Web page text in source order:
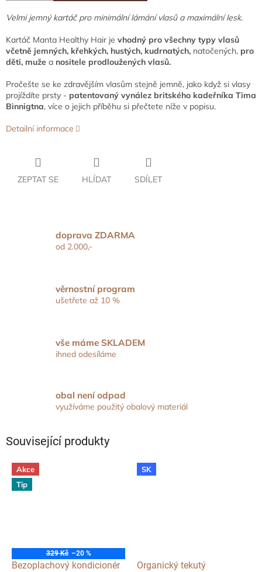
Velmi jemný kartáč pro minimální lámání vlasů a maximální lesk.
Kartáč Manta Healthy Hair je vhodný pro všechny typy vlasů
včetně jemných, křehkých, hustých, kudrnatých, natočených, pro
děti, muže a nositele prodloužených vlasů.
Pročešte se ke zdravějším vlasům stejně jemně, jako když si vlasy
projíždíte prsty - patentovaný vynález britského kadeřníka Tima
Binnigtna, více o jejich příběhu si přečtete níže v popisu.
Detailní informace
ZEPTAT SE HLÍDAT SDÍLET
doprava ZDARMA
od 2.000,-
věrnostní program
ušetřete až 10 %
vše máme SKLADEM
ihned odesíláme
obal není odpad
využíváme použitý obalový materiál
Související produkty
Akce
Tip
329 Kč –20 %
Bezoplachový kondicionér
SK
Organický tekutý